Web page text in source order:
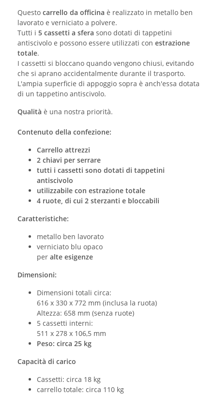
Questo carrello da officina è realizzato in metallo ben
lavorato e verniciato a polvere.
Tutti i 5 cassetti a sfera sono dotati di tappetini
antiscivolo e possono essere utilizzati con estrazione
totale.
I cassetti si bloccano quando vengono chiusi, evitando
che si aprano accidentalmente durante il trasporto.
L'ampia superficie di appoggio sopra è anch'essa dotata
di un tappetino antiscivolo.
Qualità è una nostra priorità.
Contenuto della confezione:
Carrello attrezzi
2 chiavi per serrare
tutti i cassetti sono dotati di tappetini
antiscivolo
utilizzabile con estrazione totale
4 ruote, di cui 2 sterzanti e bloccabili
Caratteristiche:
metallo ben lavorato
verniciato blu opaco
per alte esigenze
Dimensioni:
Dimensioni totali circa:
616 x 330 x 772 mm (inclusa la ruota)
Altezza: 658 mm (senza ruote)
5 cassetti interni:
511 x 278 x 106,5 mm
Peso: circa 25 kg
Capacità di carico
Cassetti: circa 18 kg
carrello totale: circa 110 kg